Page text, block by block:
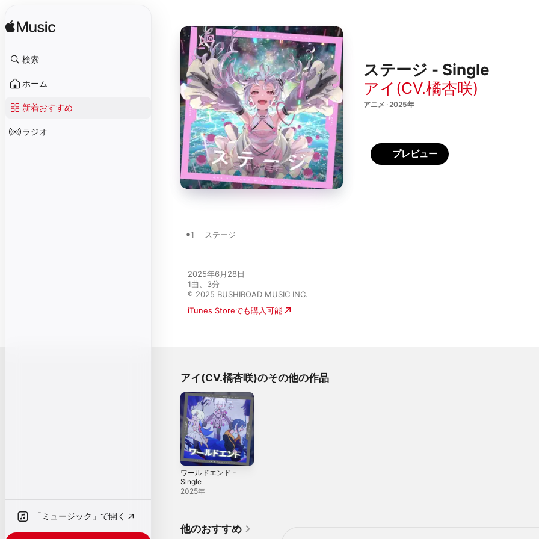
検索
ホーム
新着おすすめ
ラジオ
「ミュージック」で開く
ステージ - Single
アイ(CV.橘杏咲)
アニメ · 2025年
プレビュー
1 ステージ
2025年6月28日
1曲、3分
℗ 2025 BUSHIROAD MUSIC INC.
iTunes Storeでも購入可能
アイ(CV.橘杏咲)のその他の作品
ワールドエンド -
Single
2025年
他のおすすめ